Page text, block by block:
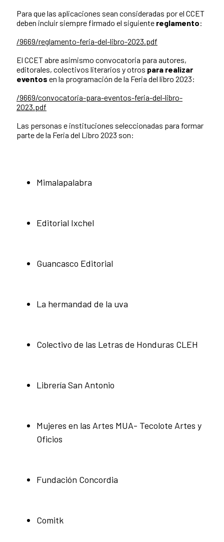
Para que las aplicaciones sean consideradas por el CCET
deben incluir siempre firmado el siguiente reglamento:
/9669/reglamento-feria-del-libro-2023.pdf
El CCET abre asimismo convocatoria para autores,
editorales, colectivos literarios y otros para realizar
eventos en la programación de la Feria del libro 2023:
/9669/convocatoria-para-eventos-feria-del-libro-
2023.pdf
Las personas e instituciones seleccionadas para formar
parte de la Feria del Libro 2023 son:
Mimalapalabra
Editorial Ixchel
Guancasco Editorial
La hermandad de la uva
Colectivo de las Letras de Honduras CLEH
Librería San Antonio
Mujeres en las Artes MUA- Tecolote Artes y
Oficios
Fundación Concordia
Comitk